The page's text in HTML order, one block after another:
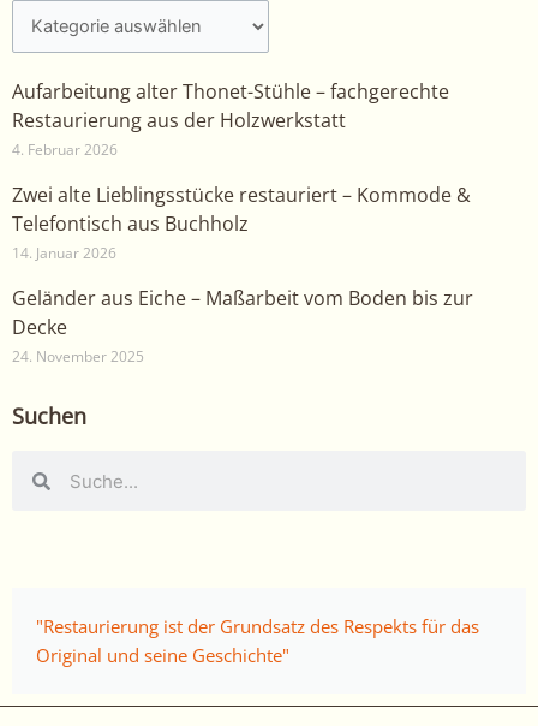
Aufarbeitung alter Thonet-Stühle – fachgerechte
Restaurierung aus der Holzwerkstatt
4. Februar 2026
Zwei alte Lieblingsstücke restauriert – Kommode &
Telefontisch aus Buchholz
14. Januar 2026
Geländer aus Eiche – Maßarbeit vom Boden bis zur
Decke
24. November 2025
Suchen
"Restaurierung ist der Grundsatz des Respekts für das
Original und seine Geschichte"